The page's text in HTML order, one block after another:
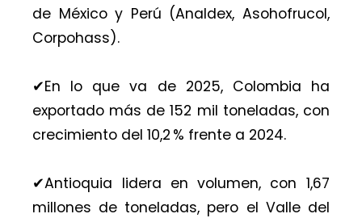
de México y Perú (Analdex, Asohofrucol,
Corpohass).
✔︎En lo que va de 2025, Colombia ha
exportado más de 152 mil toneladas, con
crecimiento del 10,2 % frente a 2024.
✔︎Antioquia lidera en volumen, con 1,67
millones de toneladas, pero el Valle del